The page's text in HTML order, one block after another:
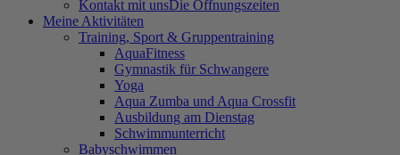
Kontakt mit unsDie Öffnungszeiten
Meine Aktivitäten
Training, Sport & Gruppentraining
AquaFitness
Gymnastik für Schwangere
Yoga
Aqua Zumba und Aqua Crossfit
Ausbildung am Dienstag
Schwimmunterricht
Babyschwimmen